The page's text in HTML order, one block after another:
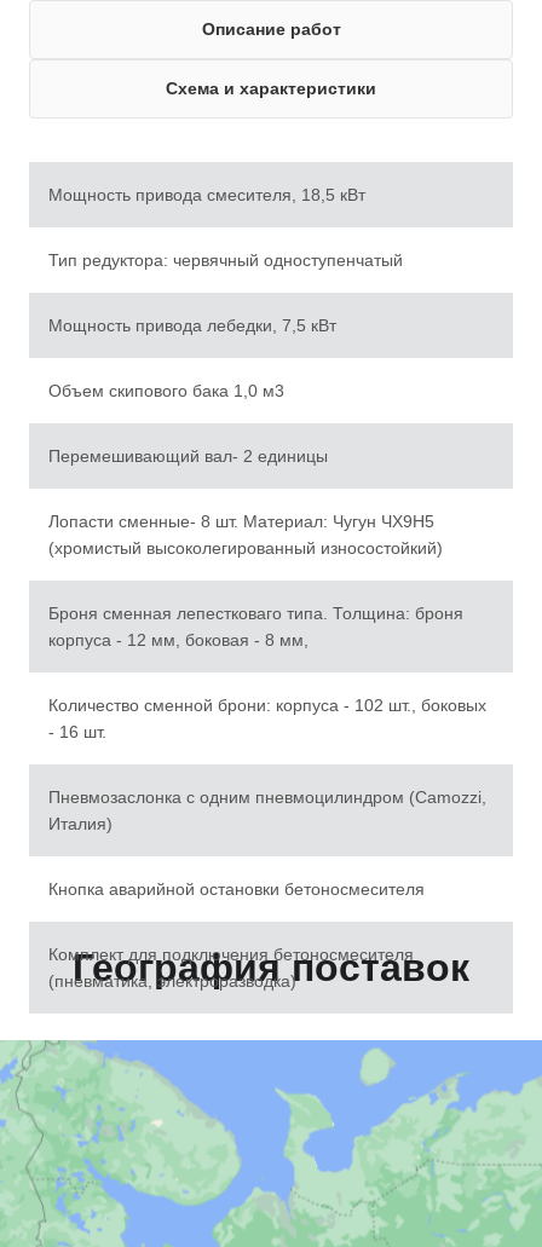
Описание работ
Схема и характеристики
Мощность привода смесителя, 18,5 кВт
Тип редуктора: червячный одноступенчатый
Мощность привода лебедки, 7,5 кВт
Объем скипового бака 1,0 м3
Перемешивающий вал- 2 единицы
Лопасти сменные- 8 шт. Материал: Чугун ЧХ9Н5
(хромистый высоколегированный износостойкий)
Броня сменная лепестковаго типа. Толщина: броня
корпуса - 12 мм, боковая - 8 мм,
Количество сменной брони: корпуса - 102 шт., боковых
- 16 шт.
Пневмозаслонка с одним пневмоцилиндром (Camozzi,
Италия)
Кнопка аварийной остановки бетоносмесителя
Комплект для подключения бетоносмесителя
(пневматика, электроразводка)
География поставок